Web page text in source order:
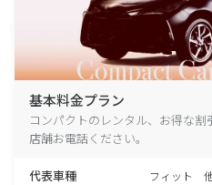
基本料金プラン
コンパクトのレンタル、お得な
店舗お電話ください。
代表車種 フィット